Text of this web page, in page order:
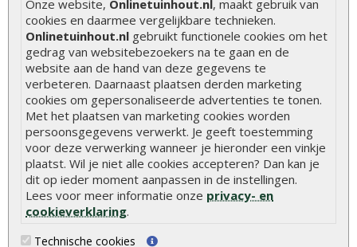
Onze website, Onlinetuinhout.nl, maakt gebruik van
cookies en daarmee vergelijkbare technieken.
Onlinetuinhout.nl gebruikt functionele cookies om het
gedrag van websitebezoekers na te gaan en de
website aan de hand van deze gegevens te
verbeteren. Daarnaast plaatsen derden marketing
cookies om gepersonaliseerde advertenties te tonen.
Met het plaatsen van marketing cookies worden
persoonsgegevens verwerkt. Je geeft toestemming
voor deze verwerking wanneer je hieronder een vinkje
plaatst. Wil je niet alle cookies accepteren? Dan kan je
dit op ieder moment aanpassen in de instellingen.
Lees voor meer informatie onze privacy- en
cookieverklaring.
Technische cookies
Ramen
2 te openen ramen (enkel glas)
Dakafwerking
Zadeldak + luifel
Model
Klassiek model
Bevestigingsmaterialen
Inclusief
Hout is een natuurlijk product met unieke
eigenschappen. Lees alles over de kenmerken en
natuurlijke variaties van hout.Meer informatie